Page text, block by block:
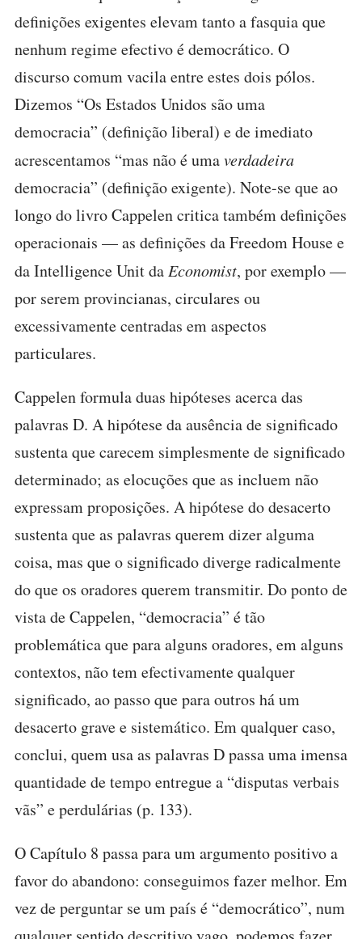
definições exigentes elevam tanto a fasquia que
nenhum regime efectivo é democrático. O
discurso comum vacila entre estes dois pólos.
Dizemos “Os Estados Unidos são uma
democracia” (definição liberal) e de imediato
acrescentamos “mas não é umaverdadeira
democracia” (definição exigente). Note-se que ao
longo do livro Cappelen critica também definições
operacionais — as definições da Freedom House e
da Intelligence Unit da Economist, por exemplo —
por serem provincianas, circulares ou
excessivamente centradas em aspectos
particulares.
Cappelen formula duas hipóteses acerca das
palavras D. A hipótese da ausência de significado
sustenta que carecem simplesmente de significado
determinado; as elocuções que as incluem não
expressam proposições. A hipótese do desacerto
sustenta que as palavras querem dizer alguma
coisa, mas que o significado diverge radicalmente
do que os oradores querem transmitir. Do ponto de
vista de Cappelen, “democracia” é tão
problemática que para alguns oradores, em alguns
contextos, não tem efectivamente qualquer
significado, ao passo que para outros há um
desacerto grave e sistemático. Em qualquer caso,
conclui, quem usa as palavras D passa uma imensa
quantidade de tempo entregue a “disputas verbais
vãs” e perdulárias (p. 133).
O Capítulo 8 passa para um argumento positivo a
favor do abandono: conseguimos fazer melhor. Em
vez de perguntar se um país é “democrático”, num